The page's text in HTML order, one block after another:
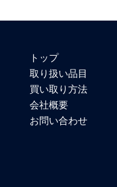
トップ
取り扱い品目
買い取り方法
会社概要
お問い合わせ